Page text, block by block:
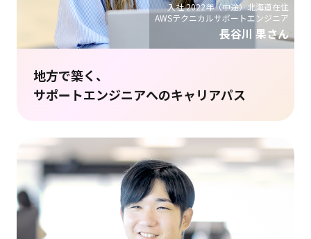
入社 2022年（中途）北海道在住
AWSテクニカルサポートエンジニア
長谷川 果さん
地方で築く、
サポートエンジニアへのキャリアパス